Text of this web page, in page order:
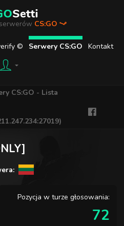
CS:GO
© Serwery CS:GO Kontakt
CS:GO - Lista
Pozycja w turze głosowania:
72